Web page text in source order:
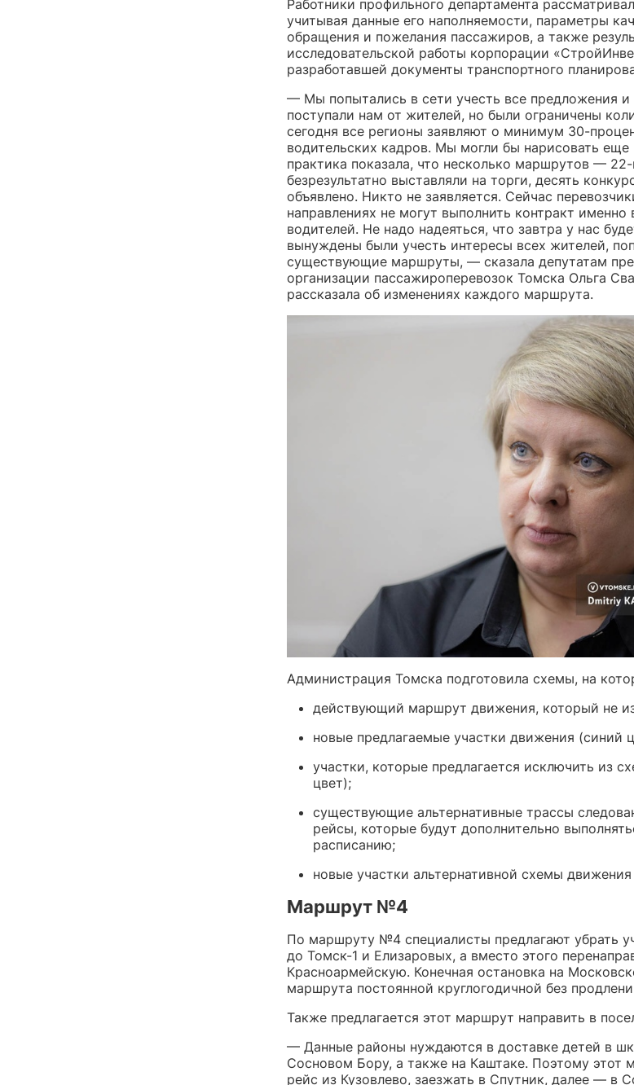
Работники профильного департамента
учитывая данные его наполняемости, параметры
обращения и пожелания пассажиров, а также
исследовательской работы корпорации
разработавшей документы транспортного
— Мы попытались в сети учесть все предложения и
поступали нам от жителей, но были ограничены
сегодня все регионы заявляют о минимум 30-
водительских кадров. Мы могли бы нарисовать
практика показала, что несколько маршрутов —
безрезультатно выставляли на торги, десять
объявлено. Никто не заявляется. Сейчас
направлениях не могут выполнить контракт именно
водителей. Не надо надеяться, что завтра у нас
вынуждены были учесть интересы всех жителей,
существующие маршруты, — сказала депутатам
организации пассажироперевозок Томска Ольга
рассказала об изменениях каждого маршрута.
Администрация Томска подготовила схемы, на
действующий маршрут движения, который не
новые предлагаемые участки движения (синий
участки, которые предлагается исключить из
цвет);
существующие альтернативные трассы
рейсы, которые будут дополнительно
расписанию;
новые участки альтернативной схемы
Маршрут №4
По маршруту №4 специалисты предлагают убрать
до Томск-1 и Елизаровых, а вместо этого
Красноармейскую. Конечная остановка на
маршрута постоянной круглогодичной без
Также предлагается этот маршрут направить в
— Данные районы нуждаются в доставке детей в
Сосновом Бору, а также на Каштаке. Поэтому этот
рейс из Кузовлево, заезжать в Спутник, далее — в